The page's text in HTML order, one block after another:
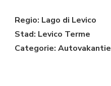
Regio: Lago di Levico
Stad: Levico Terme
Categorie: Autovakantie